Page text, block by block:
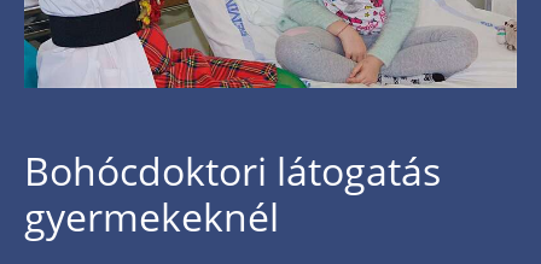
Bohócdoktori látogatás
gyermekeknél